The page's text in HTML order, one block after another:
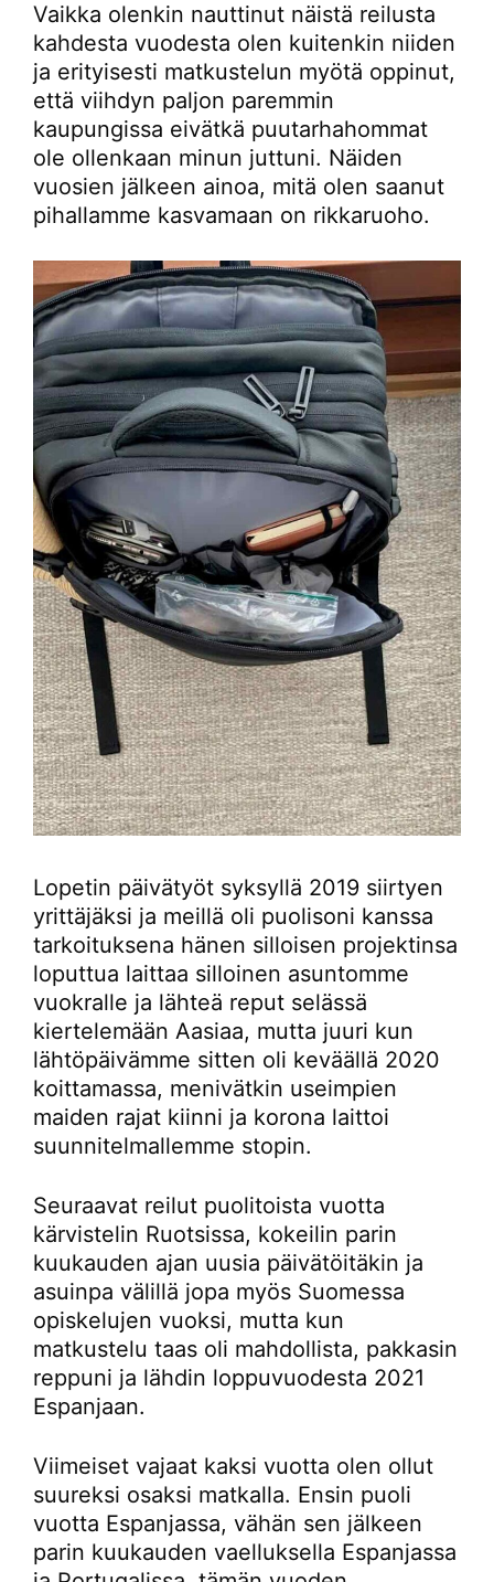
Vaikka olenkin nauttinut näistä reilusta
kahdesta vuodesta olen kuitenkin niiden
ja erityisesti matkustelun myötä oppinut,
että viihdyn paljon paremmin
kaupungissa eivätkä puutarhahommat
ole ollenkaan minun juttuni. Näiden
vuosien jälkeen ainoa, mitä olen saanut
pihallamme kasvamaan on rikkaruoho.
Lopetin päivätyöt syksyllä 2019 siirtyen
yrittäjäksi ja meillä oli puolisoni kanssa
tarkoituksena hänen silloisen projektinsa
loputtua laittaa silloinen asuntomme
vuokralle ja lähteä reput selässä
kiertelemään Aasiaa, mutta juuri kun
lähtöpäivämme sitten oli keväällä 2020
koittamassa, menivätkin useimpien
maiden rajat kiinni ja korona laittoi
suunnitelmallemme stopin.
Seuraavat reilut puolitoista vuotta
kärvistelin Ruotsissa, kokeilin parin
kuukauden ajan uusia päivätöitäkin ja
asuinpa välillä jopa myös Suomessa
opiskelujen vuoksi, mutta kun
matkustelu taas oli mahdollista, pakkasin
reppuni ja lähdin loppuvuodesta 2021
Espanjaan.
Viimeiset vajaat kaksi vuotta olen ollut
suureksi osaksi matkalla. Ensin puoli
vuotta Espanjassa, vähän sen jälkeen
parin kuukauden vaelluksella Espanjassa